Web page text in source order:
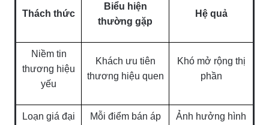
Thách thức
Biểu hiện
thường gặp
Hệ quả
Niềm tin
thương hiệu
yếu
Khách ưu tiên
thương hiệu quen
Khó mở rộng thị
phần
Loạn giá đại
Mỗi điểm bán áp
Ảnh hưởng hình